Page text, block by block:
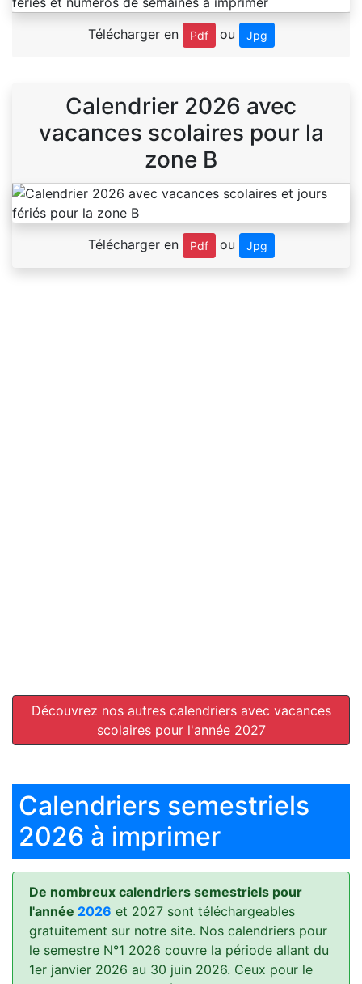
Télécharger en Pdf ou Jpg
Calendrier 2026 avec
vacances scolaires pour la
zone B
Télécharger en Pdf ou Jpg
Découvrez nos autres calendriers avec vacances
scolaires pour l'année 2027
Calendriers semestriels
2026 à imprimer
De nombreux calendriers semestriels pour
l'année 2026 et 2027 sont téléchargeables
gratuitement sur notre site. Nos calendriers pour
le semestre N°1 2026 couvre la période allant du
1er janvier 2026 au 30 juin 2026. Ceux pour le